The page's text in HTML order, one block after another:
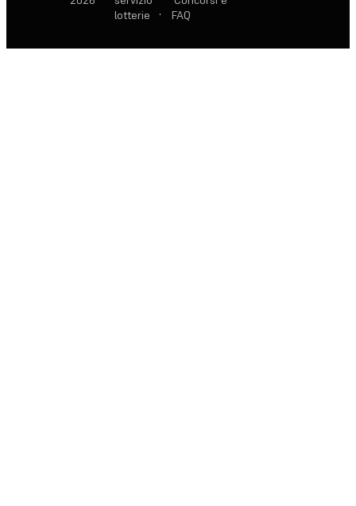
lotterie
· FAQ